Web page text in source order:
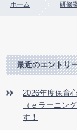
ホーム 研修
最近のエントリ
2026年度保育
（ｅラーニン
す！